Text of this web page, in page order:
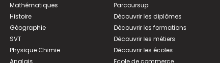
Mathématiques
Histoire
Géographie
SVT
Physique Chimie
Anglais
Parcoursup
Découvrir les diplômes
Découvrir les formations
Découvrir les métiers
Découvrir les écoles
Ecole de commerce